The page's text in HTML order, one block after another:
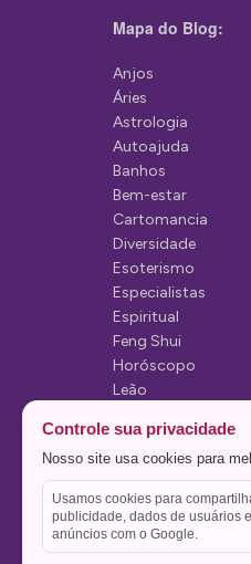
a
ç
ã
o
d
e
p
o
s
t
s
Mapa do Blog:
Anjos
Áries
Astrologia
Autoajuda
Banhos
Bem-estar
Cartomancia
Diversidade
Esoterismo
Especialistas
Espiritual
Feng Shui
Horóscopo
Leão
Mediunidade
Mensagens
Controle sua privacidade
Nosso site usa cookies para
Usamos cookies para
publicidade, dados de usuários
anúncios com o Google.